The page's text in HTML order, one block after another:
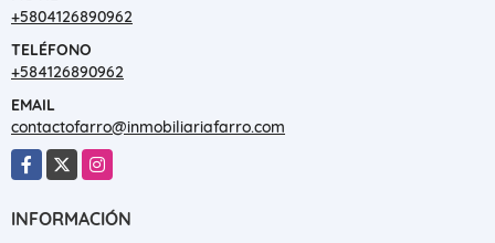
MÓVIL
+5804126890962
TELÉFONO
+584126890962
EMAIL
contactofarro@inmobiliariafarro.com